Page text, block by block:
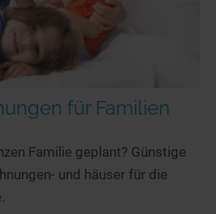
für Familien
Familie geplant? Günstige
und häuser für die